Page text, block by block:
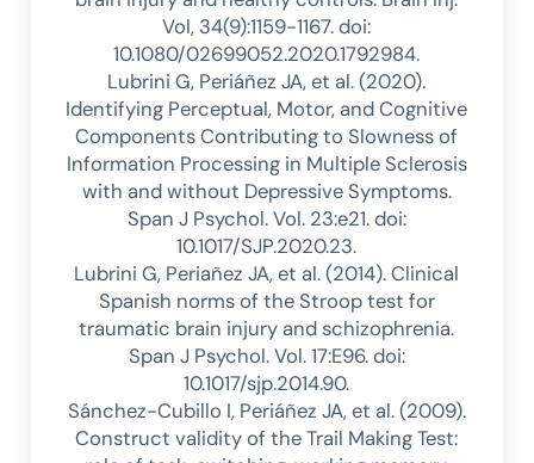
Vol, 34(9):1159-1167. doi:
10.1080/02699052.2020.1792984.
Lubrini G, Periáñez JA, et al. (2020).
Identifying Perceptual, Motor, and Cognitive
Components Contributing to Slowness of
Information Processing in Multiple Sclerosis
with and without Depressive Symptoms.
Span J Psychol. Vol. 23:e21. doi:
10.1017/SJP.2020.23.
Lubrini G, Periañez JA, et al. (2014). Clinical
Spanish norms of the Stroop test for
traumatic brain injury and schizophrenia.
Span J Psychol. Vol. 17:E96. doi:
10.1017/sjp.2014.90.
Sánchez-Cubillo I, Periáñez JA, et al. (2009).
Construct validity of the Trail Making Test: